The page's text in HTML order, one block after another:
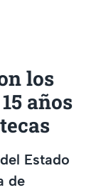
los
años
Estado
de